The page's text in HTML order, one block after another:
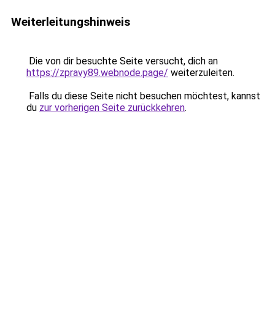
Weiterleitungshinweis
Die von dir besuchte Seite versucht, dich an
https://zpravy89.webnode.page/ weiterzuleiten.
Falls du diese Seite nicht besuchen möchtest, kannst
du zur vorherigen Seite zurückkehren.